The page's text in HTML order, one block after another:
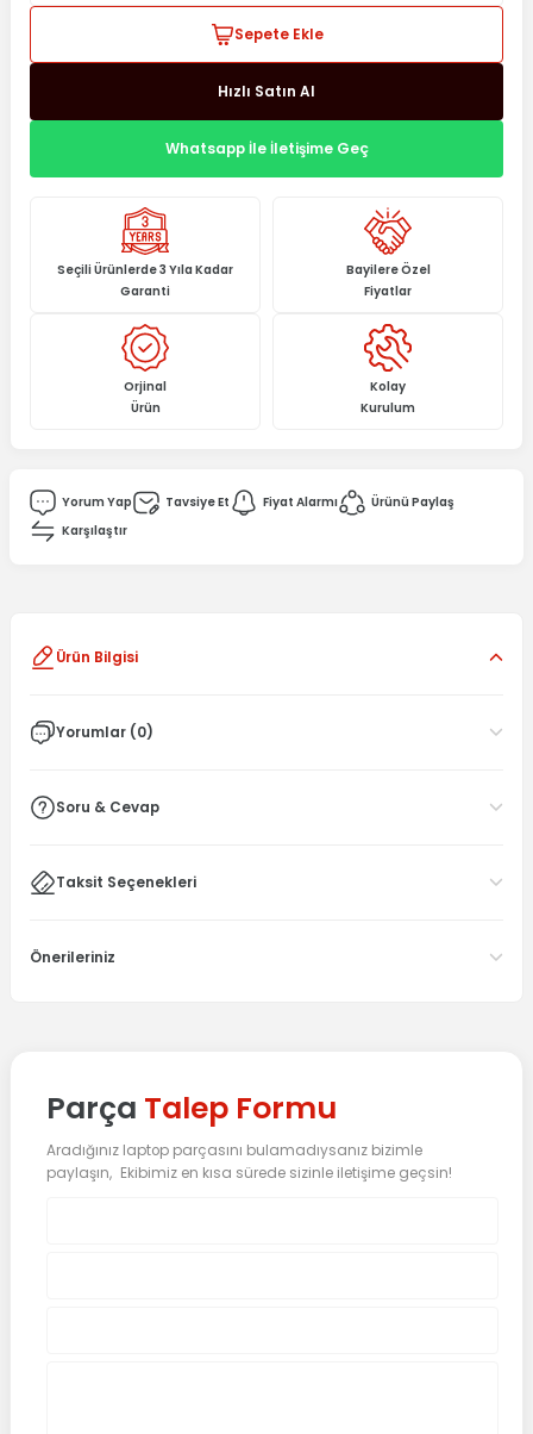
Sepete Ekle
Hızlı Satın Al
Whatsapp İle İletişime Geç
Seçili Ürünlerde 3 Yıla Kadar
Garanti
Bayilere Özel
Fiyatlar
Orjinal
Ürün
Kolay
Kurulum
Yorum Yap Tavsiye Et Fiyat Alarmı
Ürünü Paylaş
Karşılaştır
Ürün Bilgisi
Yorumlar (0)
Soru & Cevap
Taksit Seçenekleri
Önerileriniz
Parça Talep Formu
Aradığınız laptop parçasını bulamadıysanız bizimle
paylaşın, Ekibimiz en kısa sürede sizinle iletişime geçsin!